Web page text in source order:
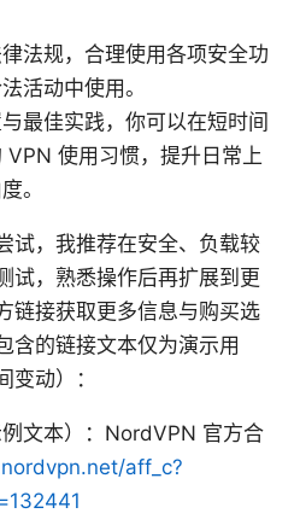
法规，合理使用各项安全功
活动中使用。
最佳实践，你可以在短时间
VPN 使用习惯，提升日常上
。
试，我推荐在安全、负载较
试，熟悉操作后再扩展到更
链接获取更多信息与购买选
含的链接文本仅为演示用
变动）：
文本）：NordVPN 官方合
aff_c?